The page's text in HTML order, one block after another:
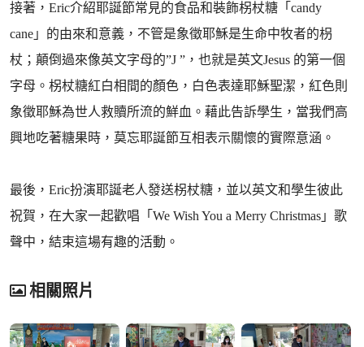
接著，Eric介紹耶誕節常見的食品和裝飾柺杖糖「candy
cane」的由來和意義，不管是象徵耶穌是生命中牧者的枴
杖；顛倒過來像英文字母的”J ”，也就是英文Jesus 的第一個
字母。柺杖糖紅白相間的顏色，白色表達耶穌聖潔，紅色則
象徵耶穌為世人救贖所流的鮮血。藉此告訴學生，當我們高
興地吃著糖果時，莫忘耶誕節互相表示關懷的實際意涵。
最後，Eric扮演耶誕老人發送柺杖糖，並以英文和學生彼此
祝賀，在大家一起歡唱「We Wish You a Merry Christmas」歌
聲中，結束這場有趣的活動。
相關照片